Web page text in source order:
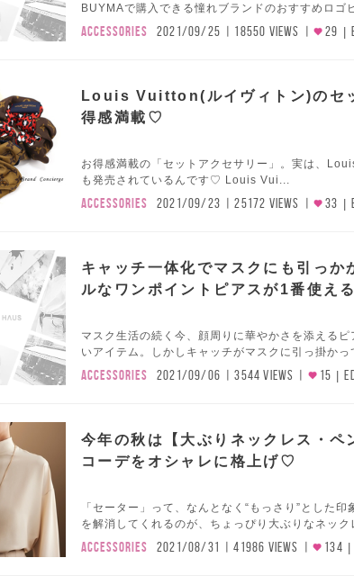
BUYMAで購入できる憧れブランドのおすすめロゴ
ACCESSORIES 2021/09/25 18550 VIEWS 29
Louis Vuitton(ルイヴィトン)のセ
得感満載♡
お得感満載の「セットアクセサリー」。実は、
も発売されているんです♡ Louis Vui...
ACCESSORIES 2021/09/23 25172 VIEWS 33
キャッチ一体化でマスクにも引っか
ルなワンポイントピアスが1番使え
マスク生活の続く今、顔周りに華やかさを添える
いアイテム。しかしキャッチがマスクに引っ掛か
ACCESSORIES 2021/09/06 3544 VIEWS 15
今年の秋は【大ぶりネックレス・ペ
コーデをオシャレに格上げ♡
「セーター」って、なんとなく“もっさり”とした
を解消してくれるのが、ちょっぴり大ぶりなネッ
ACCESSORIES 2021/08/31 41986 VIEWS 134